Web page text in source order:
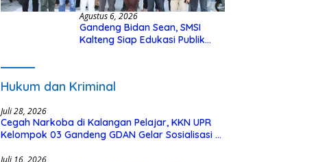
Agustus 6, 2026
Gandeng Bidan Sean, SMSI
Kalteng Siap Edukasi Publik
Hukum dan Kriminal
Juli 28, 2026
Cegah Narkoba di Kalangan Pelajar, KKN UPR
Kelompok 03 Gandeng GDAN Gelar Sosialisasi di